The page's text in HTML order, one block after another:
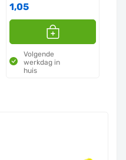
1,05
Volgende
werkdag in
huis